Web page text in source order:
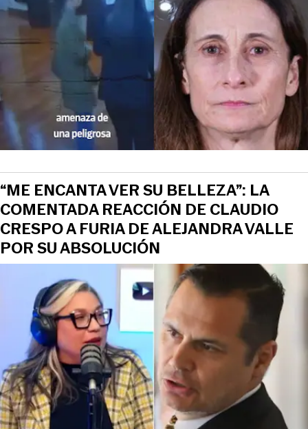
“ME ENCANTA VER SU BELLEZA”: LA
COMENTADA REACCIÓN DE CLAUDIO
CRESPO A FURIA DE ALEJANDRA VALLE
POR SU ABSOLUCIÓN